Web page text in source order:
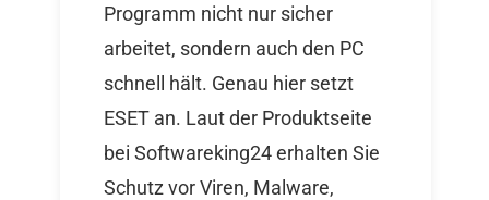
Programm nicht nur sicher
arbeitet, sondern auch den PC
schnell hält. Genau hier setzt
ESET an. Laut der Produktseite
bei Softwareking24 erhalten Sie
Schutz vor Viren, Malware,